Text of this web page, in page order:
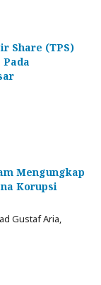
Share (TPS)
Mengungkap
Korupsi
Gustaf Aria,